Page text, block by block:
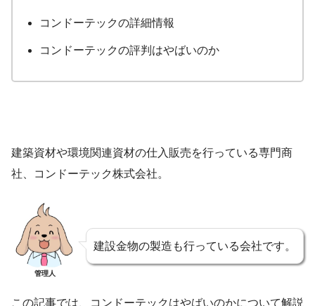
コンドーテックの詳細情報
コンドーテックの評判はやばいのか
建築資材や環境関連資材の仕入販売を行っている専門商
社、コンドーテック株式会社。
管理人
建設金物の製造も行っている会社です。
この記事では、コンドーテックはやばいのかについて解説